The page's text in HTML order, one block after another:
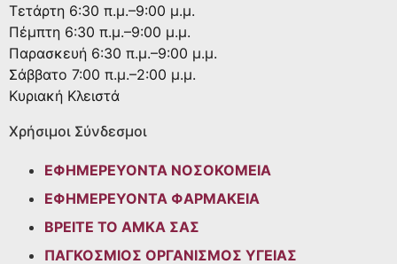
Τετάρτη 6:30 π.μ.–9:00 μ.μ.
Πέμπτη 6:30 π.μ.–9:00 μ.μ.
Παρασκευή 6:30 π.μ.–9:00 μ.μ.
Σάββατο 7:00 π.μ.–2:00 μ.μ.
Κυριακή Κλειστά
Χρήσιμοι Σύνδεσμοι
ΕΦΗΜΕΡΕΥΟΝΤΑ ΝΟΣΟΚΟΜΕΙΑ
ΕΦΗΜΕΡΕΥΟΝΤΑ ΦΑΡΜΑΚΕΙΑ
ΒΡΕΙΤΕ ΤΟ ΑΜΚΑ ΣΑΣ
ΠΑΓΚΟΣΜΙΟΣ ΟΡΓΑΝΙΣΜΟΣ ΥΓΕΙΑΣ